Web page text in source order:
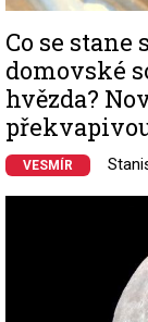
Co se
domovské
hvězda?
VESMÍR